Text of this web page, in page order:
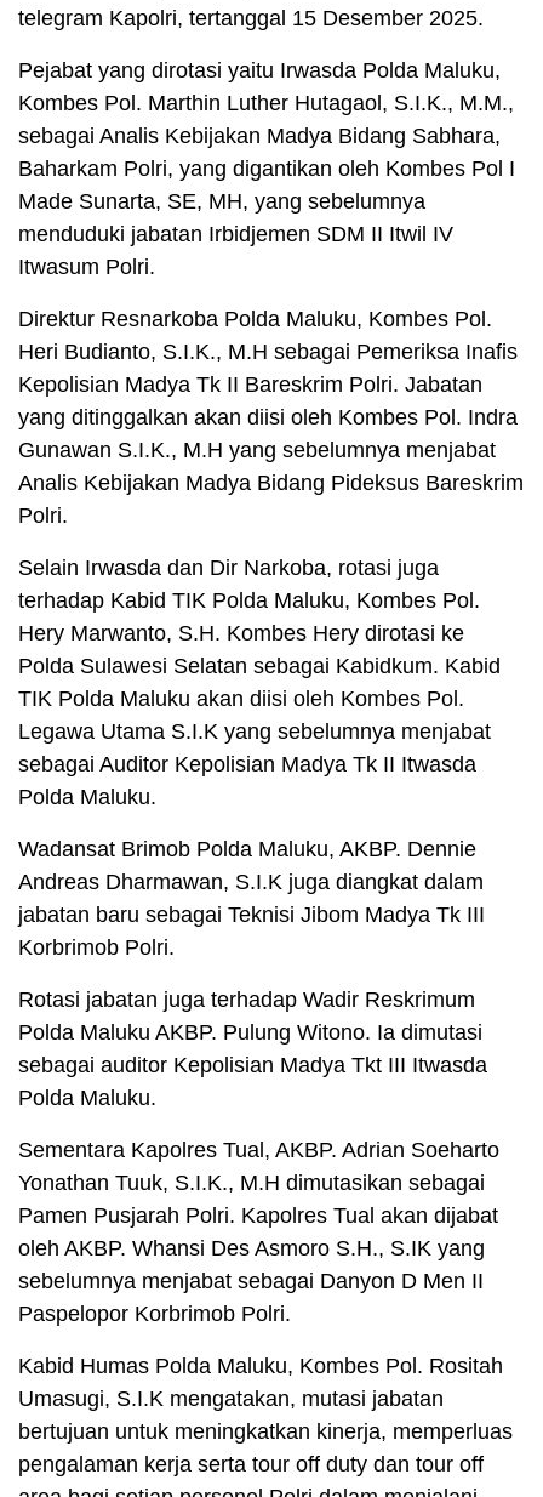
telegram Kapolri, tertanggal 15 Desember 2025.
Pejabat yang dirotasi yaitu Irwasda Polda Maluku,
Kombes Pol. Marthin Luther Hutagaol, S.I.K., M.M.,
sebagai Analis Kebijakan Madya Bidang Sabhara,
Baharkam Polri, yang digantikan oleh Kombes Pol I
Made Sunarta, SE, MH, yang sebelumnya
menduduki jabatan Irbidjemen SDM II Itwil IV
Itwasum Polri.
Direktur Resnarkoba Polda Maluku, Kombes Pol.
Heri Budianto, S.I.K., M.H sebagai Pemeriksa Inafis
Kepolisian Madya Tk II Bareskrim Polri. Jabatan
yang ditinggalkan akan diisi oleh Kombes Pol. Indra
Gunawan S.I.K., M.H yang sebelumnya menjabat
Analis Kebijakan Madya Bidang Pideksus Bareskrim
Polri.
Selain Irwasda dan Dir Narkoba, rotasi juga
terhadap Kabid TIK Polda Maluku, Kombes Pol.
Hery Marwanto, S.H. Kombes Hery dirotasi ke
Polda Sulawesi Selatan sebagai Kabidkum. Kabid
TIK Polda Maluku akan diisi oleh Kombes Pol.
Legawa Utama S.I.K yang sebelumnya menjabat
sebagai Auditor Kepolisian Madya Tk II Itwasda
Polda Maluku.
Wadansat Brimob Polda Maluku, AKBP. Dennie
Andreas Dharmawan, S.I.K juga diangkat dalam
jabatan baru sebagai Teknisi Jibom Madya Tk III
Korbrimob Polri.
Rotasi jabatan juga terhadap Wadir Reskrimum
Polda Maluku AKBP. Pulung Witono. Ia dimutasi
sebagai auditor Kepolisian Madya Tkt III Itwasda
Polda Maluku.
Sementara Kapolres Tual, AKBP. Adrian Soeharto
Yonathan Tuuk, S.I.K., M.H dimutasikan sebagai
Pamen Pusjarah Polri. Kapolres Tual akan dijabat
oleh AKBP. Whansi Des Asmoro S.H., S.IK yang
sebelumnya menjabat sebagai Danyon D Men II
Paspelopor Korbrimob Polri.
Kabid Humas Polda Maluku, Kombes Pol. Rositah
Umasugi, S.I.K mengatakan, mutasi jabatan
bertujuan untuk meningkatkan kinerja, memperluas
pengalaman kerja serta tour off duty dan tour off